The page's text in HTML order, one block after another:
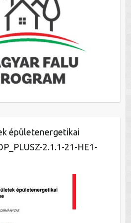
épületenergetikai
2.1.1-21-HE1-